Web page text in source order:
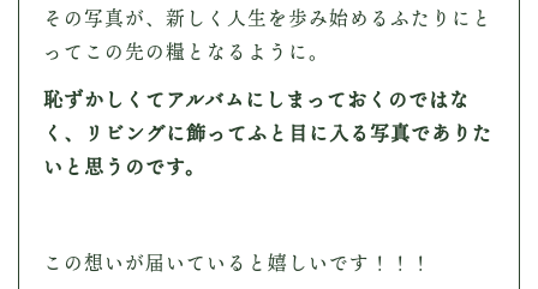
その写真が、新しく人生を歩み始めるふたりにと
ってこの先の糧となるように。
恥ずかしくてアルバムにしまっておくのではな
く、リビングに飾ってふと目に入る写真でありた
いと思うのです。
この想いが届いていると嬉しいです！！！